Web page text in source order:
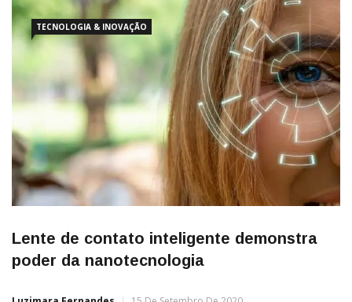
TECNOLOGIA & INOVAÇÃO
Lente de contato inteligente demonstra
poder da nanotecnologia